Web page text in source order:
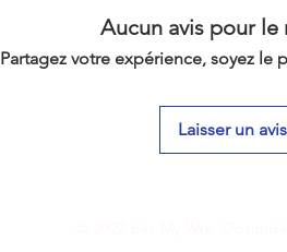
Aucun avis pour le
Partagez votre expérience, soyez le
Laisser un avis